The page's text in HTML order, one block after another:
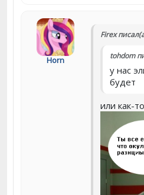
Horn
Firex
tohdom
у нас
будет
или как-